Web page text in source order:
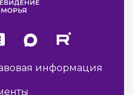
информация